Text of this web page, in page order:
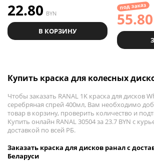
22.80 BYN
В КОРЗИНУ
под заказ
55.80
Купить краска для колесных
Чтобы заказать RANAL 1K краска для дисков
серебряная спрей 400мл, Вам необходимо
товар в корзину, проверить количество и
Купить онлайн RANAL 30504 за 23.7 BYN с
доставкой по всей РБ.
Заказать краска для дисков ранал с
Беларуси